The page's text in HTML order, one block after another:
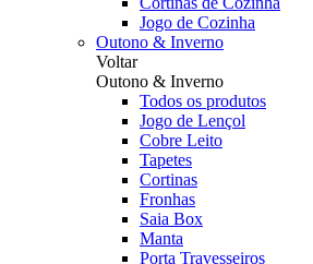
Jogo de Cozinha
Outono & Inverno
Voltar
Outono & Inverno
Todos os produtos
Jogo de Lençol
Cobre Leito
Tapetes
Cortinas
Fronhas
Saia Box
Manta
Porta Travesseiros